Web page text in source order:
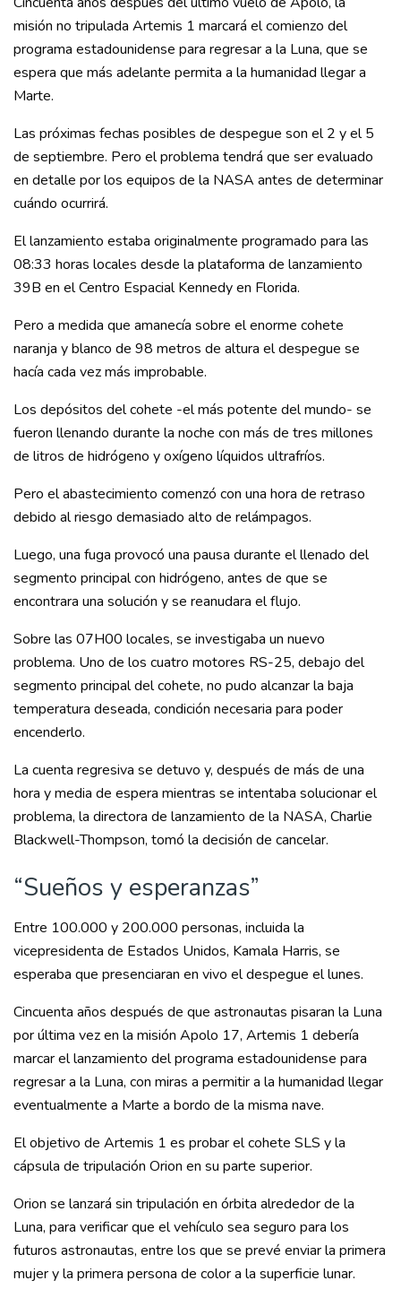
misión no tripulada Artemis 1 marcará el comienzo del
programa estadounidense para regresar a la Luna, que se
espera que más adelante permita a la humanidad llegar a
Marte.
Las próximas fechas posibles de despegue son el 2 y el 5
de septiembre. Pero el problema tendrá que ser evaluado
en detalle por los equipos de la NASA antes de determinar
cuándo ocurrirá.
El lanzamiento estaba originalmente programado para las
08:33 horas locales desde la plataforma de lanzamiento
39B en el Centro Espacial Kennedy en Florida.
Pero a medida que amanecía sobre el enorme cohete
naranja y blanco de 98 metros de altura el despegue se
hacía cada vez más improbable.
Los depósitos del cohete -el más potente del mundo- se
fueron llenando durante la noche con más de tres millones
de litros de hidrógeno y oxígeno líquidos ultrafríos.
Pero el abastecimiento comenzó con una hora de retraso
debido al riesgo demasiado alto de relámpagos.
Luego, una fuga provocó una pausa durante el llenado del
segmento principal con hidrógeno, antes de que se
encontrara una solución y se reanudara el flujo.
Sobre las 07H00 locales, se investigaba un nuevo
problema. Uno de los cuatro motores RS-25, debajo del
segmento principal del cohete, no pudo alcanzar la baja
temperatura deseada, condición necesaria para poder
encenderlo.
La cuenta regresiva se detuvo y, después de más de una
hora y media de espera mientras se intentaba solucionar el
problema, la directora de lanzamiento de la NASA, Charlie
Blackwell-Thompson, tomó la decisión de cancelar.
“Sueños y esperanzas”
Entre 100.000 y 200.000 personas, incluida la
vicepresidenta de Estados Unidos, Kamala Harris, se
esperaba que presenciaran en vivo el despegue el lunes.
Cincuenta años después de que astronautas pisaran la Luna
por última vez en la misión Apolo 17, Artemis 1 debería
marcar el lanzamiento del programa estadounidense para
regresar a la Luna, con miras a permitir a la humanidad llegar
eventualmente a Marte a bordo de la misma nave.
El objetivo de Artemis 1 es probar el cohete SLS y la
cápsula de tripulación Orion en su parte superior.
Orion se lanzará sin tripulación en órbita alrededor de la
Luna, para verificar que el vehículo sea seguro para los
futuros astronautas, entre los que se prevé enviar la primera
mujer y la primera persona de color a la superficie lunar.